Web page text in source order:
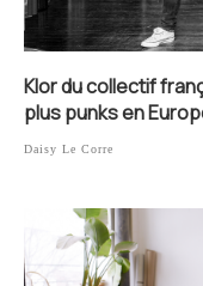
Klor du collectif
plus punks en
Daisy Le Corre